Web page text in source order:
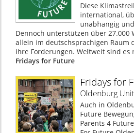
Diese
international,
unabhängig
Dennoch unterstützen über 27.000
allein im deutschsprachigen Raum
ihre Forderungen. Weltweit sind
Fridays for Future
Fridays for
Oldenburg
Auch in
Future
Parents 4